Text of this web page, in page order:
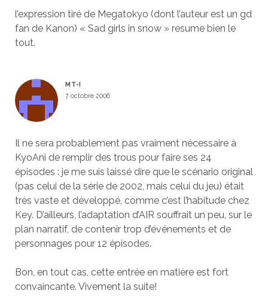
l’expression tiré de Megatokyo (dont l’auteur est un gd
fan de Kanon) « Sad girls in snow » resume bien le
tout.
MT-I
7 octobre 2006
Il ne sera probablement pas vraiment nécessaire à
KyoAni de remplir des trous pour faire ses 24
épisodes : je me suis laissé dire que le scénario original
(pas celui de la série de 2002, mais celui du jeu) était
très vaste et développé, comme c’est l’habitude chez
Key. D’ailleurs, l’adaptation d’AIR souffrait un peu, sur le
plan narratif, de contenir trop d’événements et de
personnages pour 12 épisodes.
Bon, en tout cas, cette entrée en matière est fort
convaincante. Vivement la suite!